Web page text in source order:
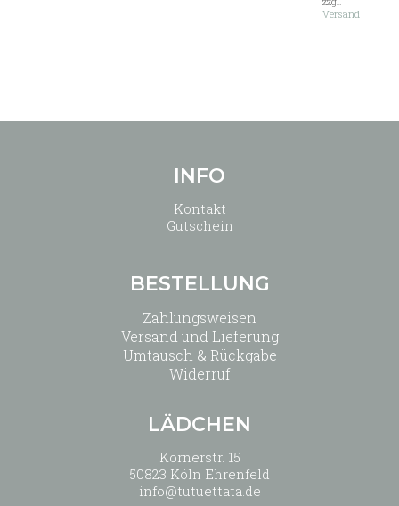
Versand
INFO
Kontakt
Gutschein
BESTELLUNG
Zahlungsweisen
Versand und Lieferung
Umtausch & Rückgabe
Widerruf
LÄDCHEN
Körnerstr. 15
50823 Köln Ehrenfeld
info@tutuettata.de